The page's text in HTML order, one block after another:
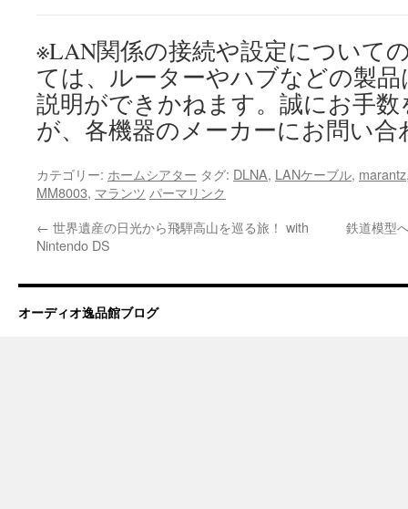
※LAN関係の接続や設定について
ては、ルーターやハブなどの製
説明ができかねます。誠にお手
が、各機器のメーカーにお問い
カテゴリー: ホームシアター タグ: DLNA, LANケーブル, marantz
MM8003, マランツ パーマリンク
← 世界遺産の日光から飛騨高山を巡る旅！ with
Nintendo DS
鉄道模型
オーディオ逸品館ブログ